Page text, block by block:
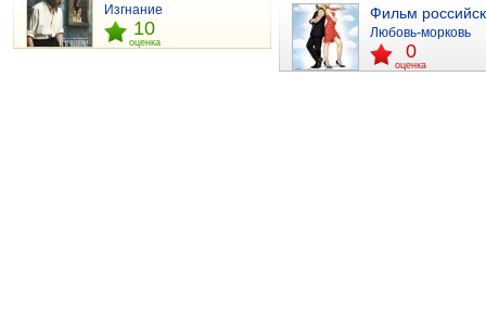
Изгнание
10
оценка
Фильм
Любовь-морковь
0
оценка